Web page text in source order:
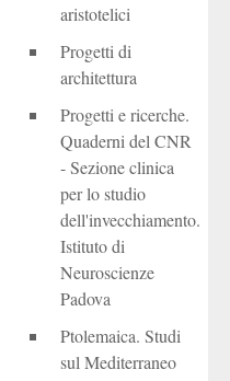
aristotelici
Progetti di
architettura
Progetti e ricerche.
Quaderni del CNR
- Sezione clinica
per lo studio
dell'invecchiamento.
Istituto di
Neuroscienze
Padova
Ptolemaica. Studi
sul Mediterraneo